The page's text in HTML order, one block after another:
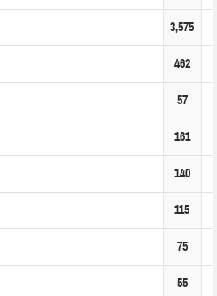
3,575
462
57
161
140
115
75
55